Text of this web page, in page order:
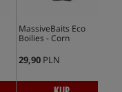
MassiveBaits Eco
Boilies - Corn
29,90 PLN